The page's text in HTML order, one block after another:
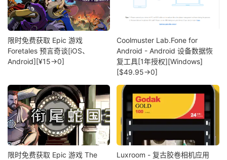
限时免费获取 Epic 游戏
Foretales 预言奇谈[iOS、
Android][¥15→0]
Coolmuster Lab.Fone for
Android - Android 设备数据恢
复工具[1年授权][Windows]
[$49.95→0]
限时免费获取 Epic 游戏 The
Luxroom - 复古胶卷相机应用